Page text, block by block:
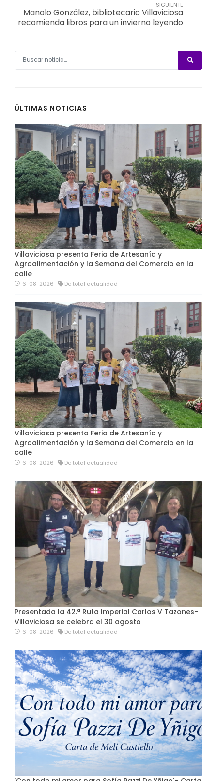
SIGUIENTE
Manolo González, bibliotecario Villaviciosa
recomienda libros para un invierno leyendo
ÚLTIMAS NOTICIAS
Villaviciosa presenta Feria de Artesanía y
Agroalimentación y la Semana del Comercio en la
calle
6-08-2026 De total actualidad
Villaviciosa presenta Feria de Artesanía y
Agroalimentación y la Semana del Comercio en la
calle
6-08-2026 De total actualidad
Presentada la 42.ª Ruta Imperial Carlos V Tazones–
Villaviciosa se celebra el 30 agosto
6-08-2026 De total actualidad